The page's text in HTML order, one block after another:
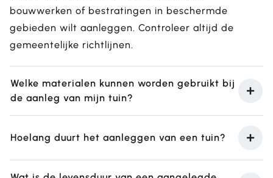
bouwwerken of bestratingen in beschermde
gebieden wilt aanleggen. Controleer altijd de
gemeentelijke richtlijnen.
Welke materialen kunnen worden gebruikt bij
de aanleg van mijn tuin?
Hoelang duurt het aanleggen van een tuin?